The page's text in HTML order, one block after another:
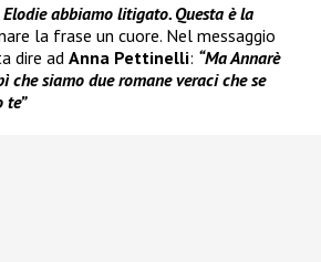
Elodie abbiamo litigato. Questa è la
la frase un cuore. Nel messaggio
dire ad Anna Pettinelli: “Ma Annarè
che siamo due romane veraci che se
te”